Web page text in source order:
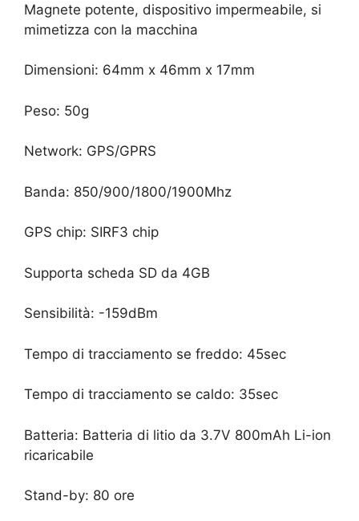
Magnete potente, dispositivo impermeabile, si
mimetizza con la macchina
Dimensioni: 64mm x 46mm x 17mm
Peso: 50g
Network: GPS/GPRS
Banda: 850/900/1800/1900Mhz
GPS chip: SIRF3 chip
Supporta scheda SD da 4GB
Sensibilità: -159dBm
Tempo di tracciamento se freddo: 45sec
Tempo di tracciamento se caldo: 35sec
Batteria: Batteria di litio da 3.7V 800mAh Li-ion
ricaricabile
Stand-by: 80 ore